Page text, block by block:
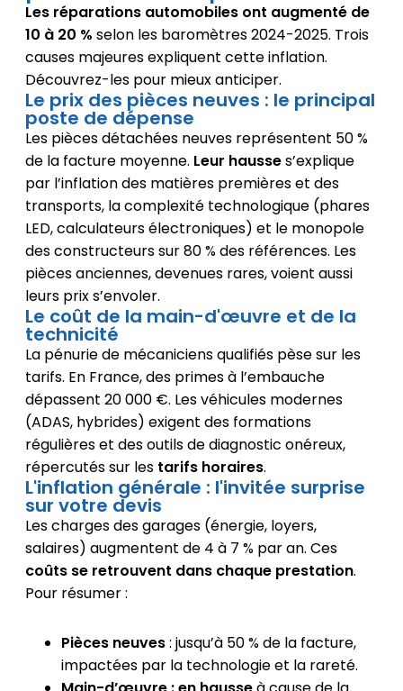
Les réparations automobiles ont augmenté de
10 à 20 % selon les baromètres 2024-2025. Trois
causes majeures expliquent cette inflation.
Découvrez-les pour mieux anticiper.
Le prix des pièces neuves : le principal
poste de dépense
Les pièces détachées neuves représentent 50 %
de la facture moyenne. Leur hausses’explique
par l’inflation des matières premières et des
transports, la complexité technologique (phares
LED, calculateurs électroniques) et le monopole
des constructeurs sur 80 % des références. Les
pièces anciennes, devenues rares, voient aussi
leurs prix s’envoler.
Le coût de la main-d'œuvre et de la
technicité
La pénurie de mécaniciens qualifiés pèse sur les
tarifs. En France, des primes à l’embauche
dépassent 20 000 €. Les véhicules modernes
(ADAS, hybrides) exigent des formations
régulières et des outils de diagnostic onéreux,
répercutés sur les tarifs horaires.
L'inflation générale : l'invitée surprise
sur votre devis
Les charges des garages (énergie, loyers,
salaires) augmentent de 4 à 7 % par an. Ces
coûts se retrouvent dans chaque prestation.
Pour résumer :
Pièces neuves: jusqu’à 50 % de la facture,
impactées par la technologie et la rareté.